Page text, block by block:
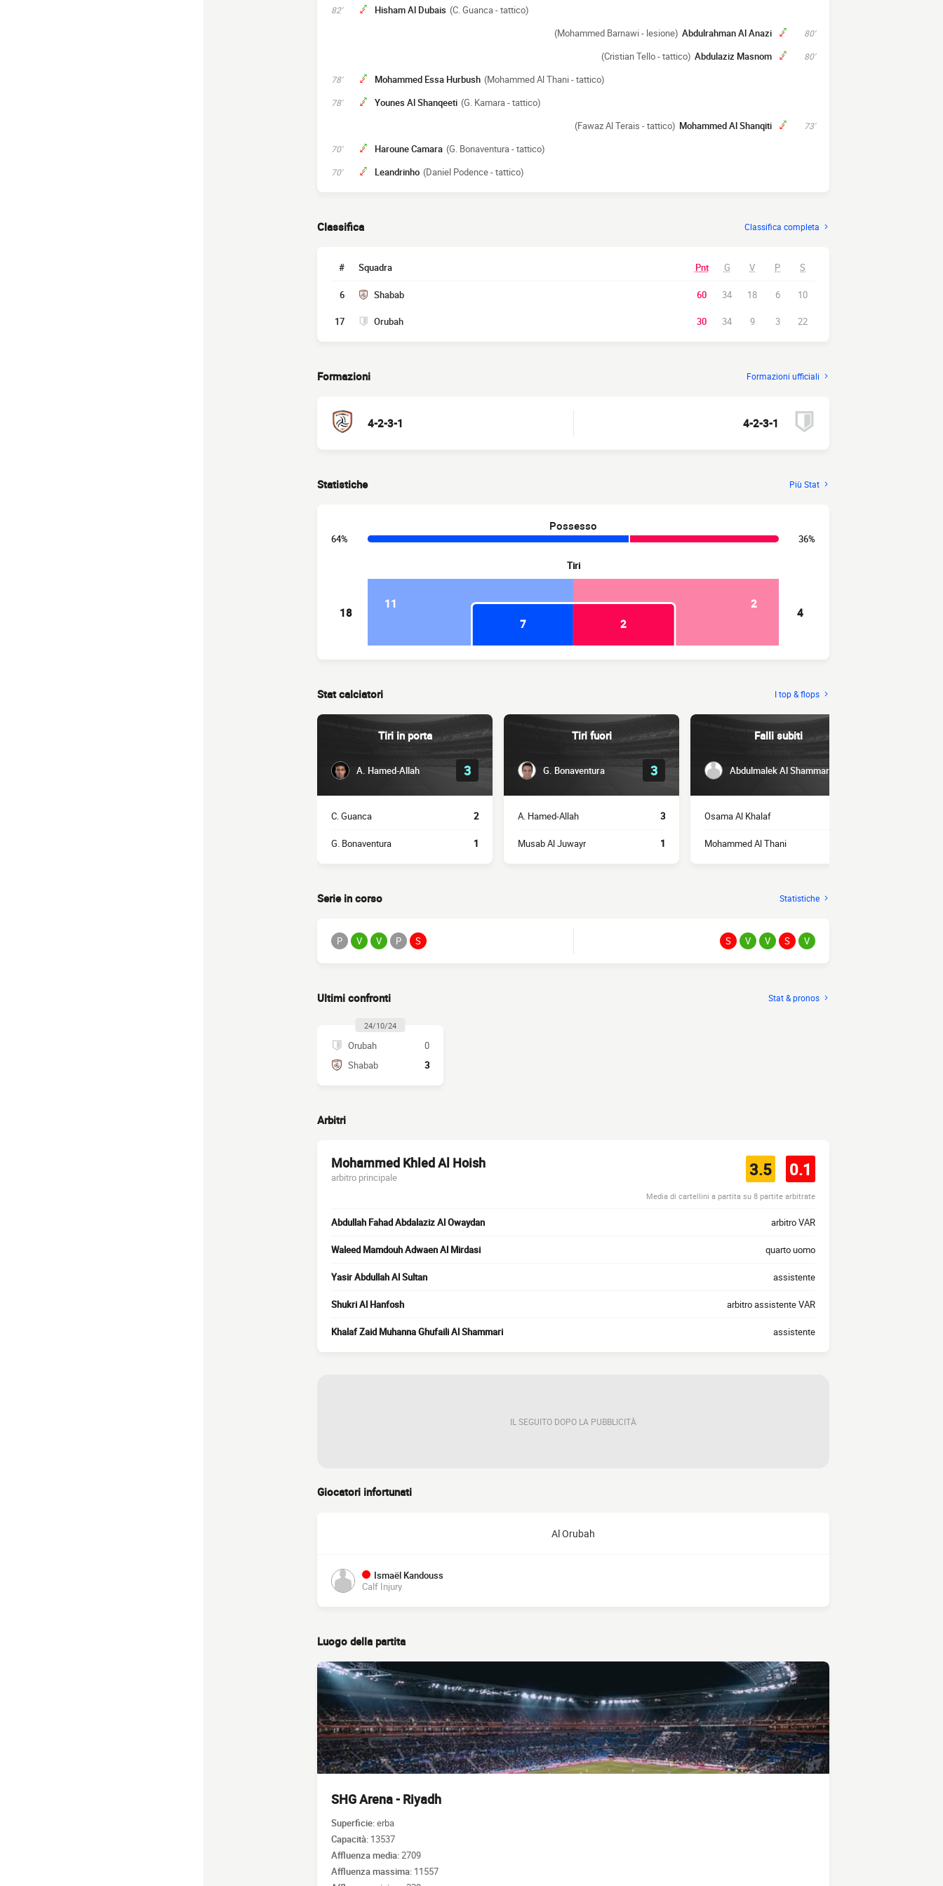
82' Hisham Al Dubais (C. Guanca - tattico)
80'
Abdulrahman Al Anazi
(Mohammed Barnawi - lesione)
80'
Abdulaziz Masnom
(Cristian Tello - tattico)
78' Mohammed Essa Hurbush (Mohammed Al Thani - tattico)
78' Younes Al Shanqeeti (G. Kamara - tattico)
73'
Mohammed Al Shanqiti
(Fawaz Al Terais - tattico)
70' Haroune Camara (G. Bonaventura - tattico)
70' Leandrinho (Daniel Podence - tattico)
Classifica Classifica completa
# Squadra Pnt G V P S
6 Shabab 60 34 18 6 10
17 Orubah 30 34 9 3 22
Formazioni Formazioni ufficiali
4-2-3-1 4-2-3-1
Statistiche Più Stat
Possesso
64% 36%
Tiri
18
11
2
7
2
4
Stat calciatori I top & flops
Tiri in porta
A. Hamed-Allah 3
C. Guanca 2
G. Bonaventura 1
Tiri fuori
G. Bonaventura 3
A. Hamed-Allah 3
Musab Al Juwayr 1
Falli subiti
Abdulmalek Al Shammari
Osama Al Khalaf
Mohammed Al Thani
Serie in corso Statistiche
P V V P S S V V S V
Ultimi confronti Stat & pronos
24/10/24
Orubah
0
Shabab
3
Arbitri
Mohammed Khled Al Hoish
arbitro principale 3.5 0.1
Media di cartellini a partita su 8 partite arbitrate
Abdullah Fahad Abdalaziz Al Owaydan arbitro VAR
Waleed Mamdouh Adwaen Al Mirdasi quarto uomo
Yasir Abdullah Al Sultan assistente
Shukri Al Hanfosh arbitro assistente VAR
Khalaf Zaid Muhanna Ghufaili Al Shammari assistente
IL SEGUITO DOPO LA PUBBLICITÀ
Giocatori infortunati
Al Orubah
Ismaël Kandouss
Calf Injury
Luogo della partita
SHG Arena - Riyadh
Superficie:erba
Capacità: 13537
Affluenza media:2709
Affluenza massima: 11557